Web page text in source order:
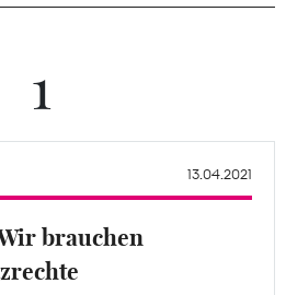
1
13.04.2021
brauchen